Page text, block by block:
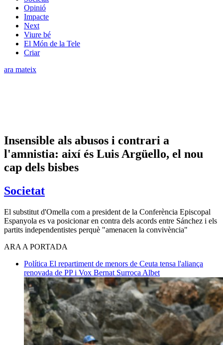
Opinió
Impacte
Next
Viure bé
El Món de la Tele
Criar
ara mateix
Insensible als abusos i contrari a
l'amnistia: així és Luis Argüello, el nou
cap dels bisbes
Societat
El substitut d'Omella com a president de la Conferència Episcopal
Espanyola es va posicionar en contra dels acords entre Sánchez i els
partits independentistes perquè "amenacen la convivència"
ARA A PORTADA
Política El repartiment de menors de Ceuta tensa l'aliança
renovada de PP i Vox Bernat Surroca Albet